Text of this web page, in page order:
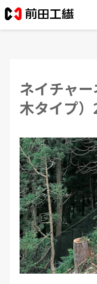
ネイチャ
木タイプ）